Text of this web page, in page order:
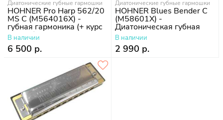
Диатонические губные гармошки
HOHNER Pro Harp 562/20
MS C (M564016X) -
губная гармоника (+ курс
уроков)
В наличии
6 500 р.
Диатонические губные гармошки
HOHNER Blues Bender C
(M58601X) -
Диатоническая губная
гармошка
В наличии
2 990 р.